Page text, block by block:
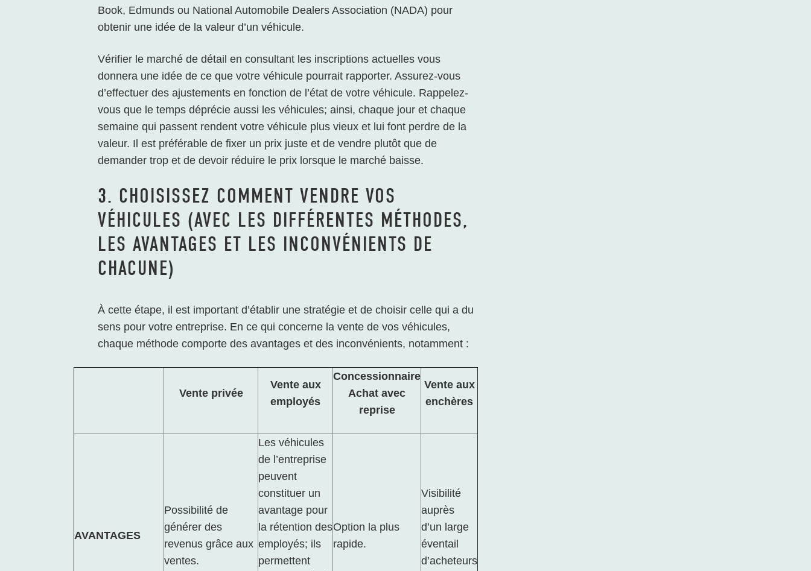
Book, Edmunds ou National Automobile Dealers Association (NADA) pour
obtenir une idée de la valeur d’un véhicule.
Vérifier le marché de détail en consultant les inscriptions actuelles vous
donnera une idée de ce que votre véhicule pourrait rapporter. Assurez-vous
d’effectuer des ajustements en fonction de l’état de votre véhicule. Rappelez-
vous que le temps déprécie aussi les véhicules; ainsi, chaque jour et chaque
semaine qui passent rendent votre véhicule plus vieux et lui font perdre de la
valeur. Il est préférable de fixer un prix juste et de vendre plutôt que de
demander trop et de devoir réduire le prix lorsque le marché baisse.
3. CHOISISSEZ COMMENT VENDRE VOS
VÉHICULES (AVEC LES DIFFÉRENTES MÉTHODES,
LES AVANTAGES ET LES INCONVÉNIENTS DE
CHACUNE)
À cette étape, il est important d’établir une stratégie et de choisir celle qui a du
sens pour votre entreprise. En ce qui concerne la vente de vos véhicules,
chaque méthode comporte des avantages et des inconvénients, notamment :
Vente privée
Vente aux
employés
Concessionnaire
Achat avec
reprise
Vente aux
enchères
AVANTAGES
Possibilité de
générer des
revenus grâce aux
ventes.
Les véhicules
de l’entreprise
peuvent
constituer un
avantage pour
la rétention des
employés; ils
permettent
Option la plus
rapide.
Visibilité
auprès
d’un large
éventail
d’acheteurs